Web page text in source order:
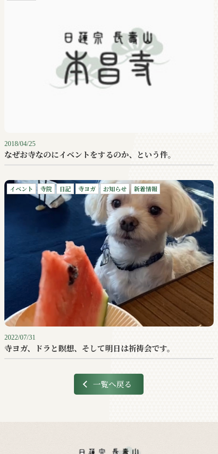
2018/04/25
なぜお寺なのにイベントをするのか、という件。
イベント 寺院 日記 寺ヨガ お知らせ 新着情報
2022/07/31
寺ヨガ、ドラと瞑想、そして明日は祈祷会です。
一覧へ戻る